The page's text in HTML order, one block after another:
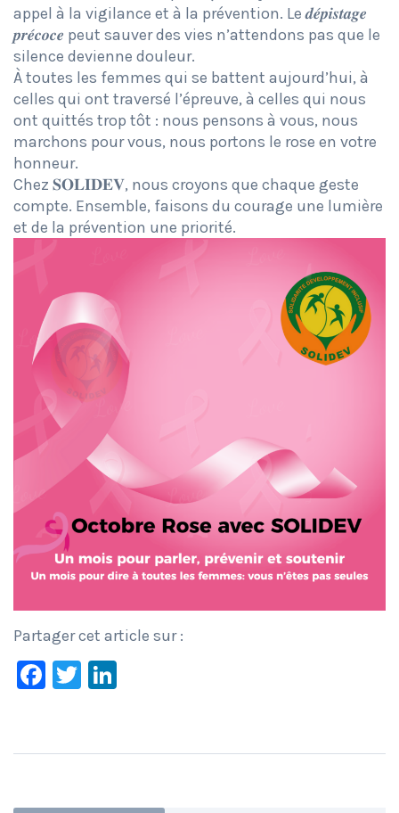
appel à la vigilance et à la prévention. Le 𝒅𝒆́𝒑𝒊𝒔𝒕𝒂𝒈𝒆
𝒑𝒓𝒆́𝒄𝒐𝒄𝒆 peut sauver des vies n’attendons pas que le
silence devienne douleur.
À toutes les femmes qui se battent aujourd’hui, à
celles qui ont traversé l’épreuve, à celles qui nous
ont quittés trop tôt : nous pensons à vous, nous
marchons pour vous, nous portons le rose en votre
honneur.
Chez 𝐒𝐎𝐋𝐈𝐃𝐄𝐕, nous croyons que chaque geste
compte. Ensemble, faisons du courage une lumière
et de la prévention une priorité.
Partager cet article sur :
Facebook
Twitter